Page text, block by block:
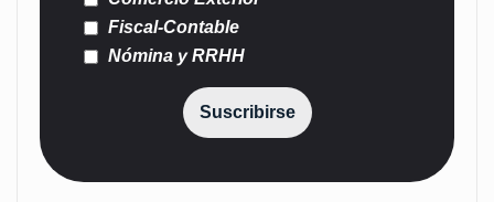
Fiscal-Contable
Nómina y RRHH
Suscribirse